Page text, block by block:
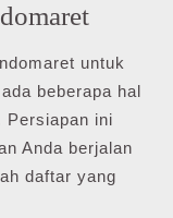
untuk
beberapa hal
Persiapan ini
Anda berjalan
daftar yang